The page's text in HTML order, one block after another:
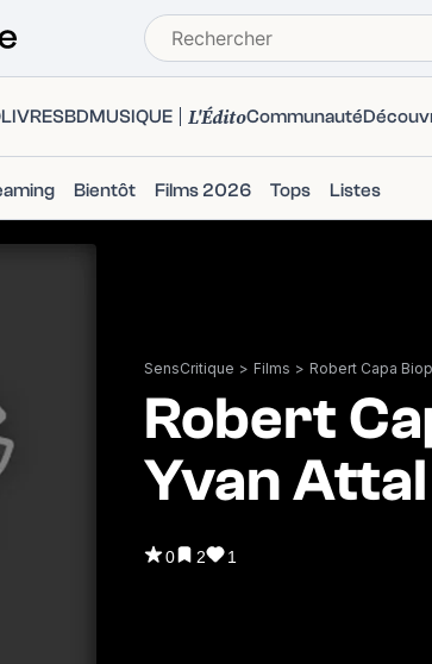
LIVRESBDMUSIQUE L'ÉditoCommunauté
Bientôt Films 2026 Tops Listes
SensCritique > Films >
Robert
Yvan
0 2 1